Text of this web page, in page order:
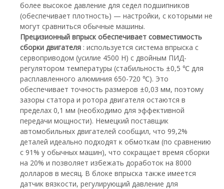
более высокое давление для седел подшипников
(обеспечивает плотность) — настройки, с которыми не
могут сравниться обычные машины.
Прецизионный впрыск обеспечивает совместимость
сборки двигателя : используется система впрыска с
сервоприводом (усилие 4500 Н) с двойным ПИД-
регулятором температуры (стабильность ±0,5 ℃ для
расплавленного алюминия 650-720 ℃). Это
обеспечивает точность размеров ±0,03 мм, поэтому
зазоры статора и ротора двигателя остаются в
пределах 0,1 мм (необходимо для эффективной
передачи мощности). Немецкий поставщик
автомобильных двигателей сообщил, что 99,2%
деталей идеально подходят к обмоткам (по сравнению
с 91% у обычных машин), что сокращает время сборки
на 20% и позволяет избежать доработок на 8000
долларов в месяц. В блоке впрыска также имеется
датчик вязкости, регулирующий давление для